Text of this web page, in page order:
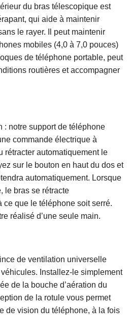
du bras télescopique est
qui aide à maintenir
le rayer. Il peut maintenir
mobiles (4,0 à 7,0 pouces)
de téléphone portable, peut
routières et accompagner
: notre support de téléphone
commande électrique à
rétracter automatiquement le
sur le bouton en haut du dos et
automatiquement. Lorsque
le bras se rétracte
ce que le téléphone soit serré.
réalisé d’une seule main.
de ventilation universelle
Installez-le simplement
de la bouche d’aération du
de la rotule vous permet
de vision du téléphone, à la fois